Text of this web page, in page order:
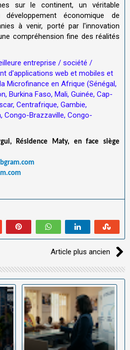
sur le continent, un véritable
économique de
à venir, porté par l'innovation
compréhension fine des réalités
entreprise / société /
d'applications web et mobiles et
Microfinance en Afrique (Sénégal,
Burkina Faso, Mali, Guinée, Cap-
Centrafrique, Gambie,
Congo-Brazzaville, Congo-
Résidence Maty, en face siège
Article plus ancien